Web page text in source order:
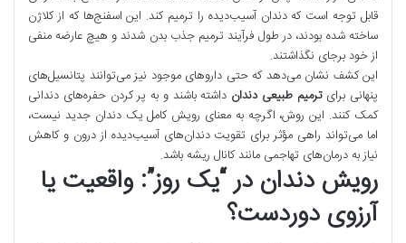
قابل توجه است که دندان آسیب‌دیده را ترمیم کند. این اسفنج‌ها که از کلاژن
ساخته شده بودند، در طول فرآیند ترمیم جذب بدن شدند و هیچ عارضه منفی
از خود برجای نگذاشتند.
این کشف نشان می‌دهد که حتی داروهای موجود نیز می‌توانند پتانسیل‌های
پنهانی برای ترمیم طبیعی دندان داشته باشند و به پر کردن حفره‌های دندانی
کمک کنند. این روش، اگرچه به معنای رویش کامل یک دندان جدید نیست،
اما می‌تواند راهی مؤثر برای تقویت دندان‌های آسیب‌دیده از درون و کاهش
نیاز به درمان‌های تهاجمی مانند کانال ریشه باشد.
رویش دندان در “یک روز”: واقعیت یا
آرزوی دوردست؟